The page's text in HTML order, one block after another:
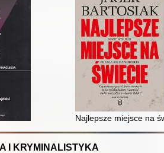
Najlepsze miejsce na
I KRYMINALISTYKA